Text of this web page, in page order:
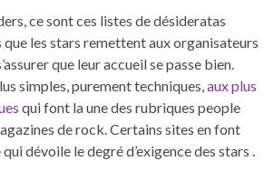
ce sont ces listes de désideratas
que les stars remettent aux organisateurs
que leur accueil se passe bien.
simples, purement techniques, aux plus
qui font la une des rubriques people
de rock. Certains sites en font
qui dévoile le degré d’exigence des stars .